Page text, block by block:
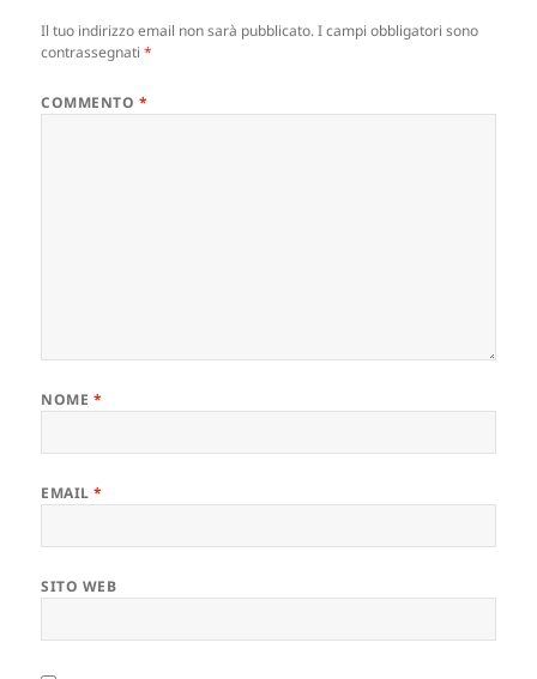
Il tuo indirizzo email non sarà pubblicato. I campi obbligatori sono
contrassegnati*
COMMENTO *
NOME *
EMAIL*
SITO WEB